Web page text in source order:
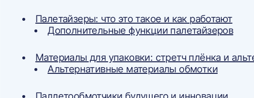
Палетайзеры: что это такое и как работают
Дополнительные функции палетайзеров
Материалы для упаковки: стретч плёнка и
Альтернативные материалы обмотки